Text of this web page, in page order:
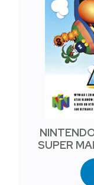
SUPER